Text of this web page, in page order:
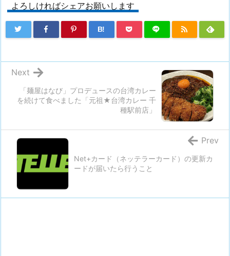
よろしければシェアお願いします
B!
「麺屋はなび」プロデュースの台湾カレー
を続けて食べました「元祖★台湾カレー 千
種駅前店」
Next
Net+カード（ネッテラーカード）の更新カ
ードが届いたら行うこと
Prev